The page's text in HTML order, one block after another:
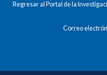
Regresar al Portal de la
Correo